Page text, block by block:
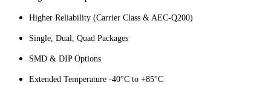
Higher Reliability (Carrier Class & AEC-Q200)
Single, Dual, Quad Packages
SMD & DIP Options
Extended Temperature -40°C to +85°C